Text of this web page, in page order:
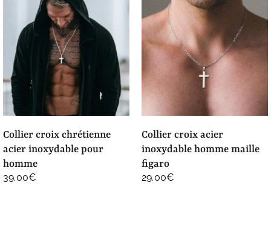
collier croix chrétienne
acier inoxydable pour
homme
39.00€
collier croix acier
inoxydable homme maille
figaro
29.00€